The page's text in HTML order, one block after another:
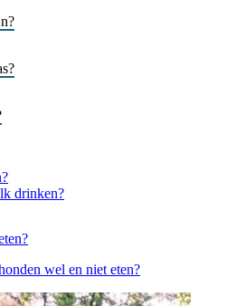
drinken?
wel en niet eten?